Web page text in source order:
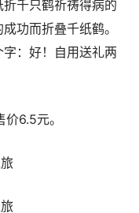
千只鹤祈祷得病的
功而折叠千纸鹤。
：好！自用送礼两
6.5元。